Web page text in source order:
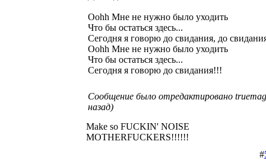
Oohh Мне не нужно было уходить
Что бы остаться здесь...
Сегодня я говорю до свидания, до
Oohh Мне не нужно было уходить
Что бы остаться здесь...
Сегодня я говорю до свидания!!!
Сообщение было отредактировано
назад)
Make so FUCKIN' NOISE
MOTHERFUCKERS!!!!!!
#